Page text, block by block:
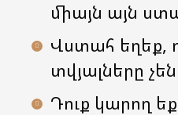
միայն այն
Վստահ եղեք,
տվյալները
Դուք կարող եք